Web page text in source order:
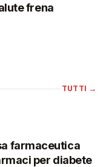
frena
TUTTI →
farmaceutica
per diabete